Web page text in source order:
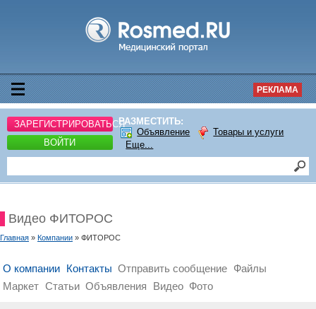
РЕКЛАМА
ЗАРЕГИСТРИРОВАТЬСЯ
ВОЙТИ
РАЗМЕСТИТЬ:
Объявление
Товары и услуги
Еще...
Видео ФИТОРОС
Главная » Компании » ФИТОРОС
О компании Контакты Отправить сообщение Файлы
Маркет Статьи Объявления Видео Фото